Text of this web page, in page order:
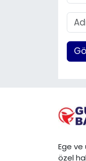
Ege ve
özel